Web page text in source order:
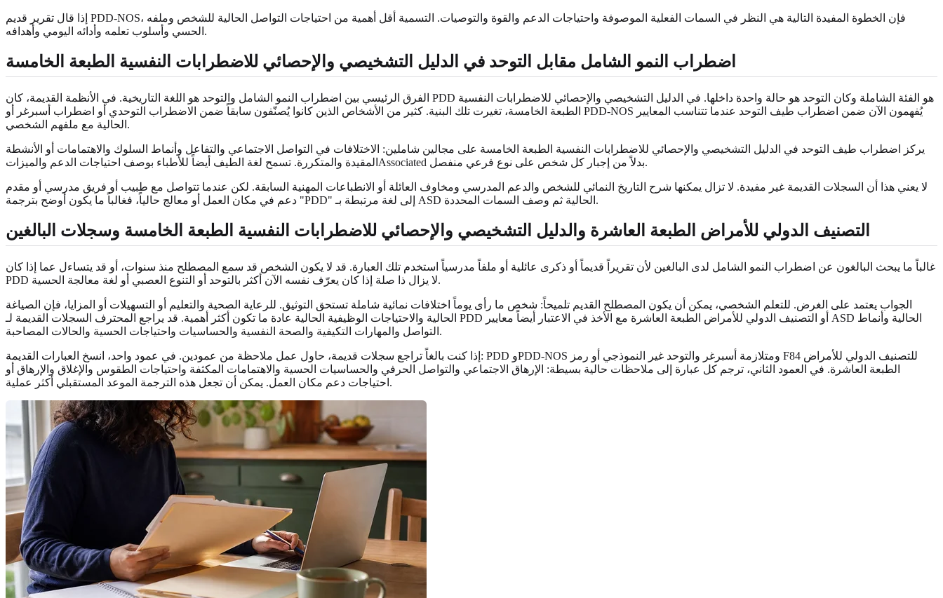
إذا قال تقرير قديم PDD-NOS، فإن الخطوة المفيدة التالية هي النظر في السمات الفعلية الموصوفة واحتياجات الدعم والقوة والتوصيات. التسمية أقل أهمية من احتياجات التواصل الحالية للشخص وملفه
الحسي وأسلوب تعلمه وأدائه اليومي وأهدافه.
اضطراب النمو الشامل مقابل التوحد في الدليل التشخيصي والإحصائي للاضطرابات النفسية الطبعة الخامسة
الفرق الرئيسي بين اضطراب النمو الشامل والتوحد هو اللغة التاريخية. في الأنظمة القديمة، كان PDD هو الفئة الشاملة وكان التوحد هو حالة واحدة داخلها. في الدليل التشخيصي والإحصائي للاضطرابات النفسية
الطبعة الخامسة، تغيرت تلك البنية. كثير من الأشخاص الذين كانوا يُصنّفون سابقاً ضمن الاضطراب التوحدي أو اضطراب أسبرغر أو PDD-NOS يُفهمون الآن ضمن اضطراب طيف التوحد عندما تتناسب المعايير
الحالية مع ملفهم الشخصي.
يركز اضطراب طيف التوحد في الدليل التشخيصي والإحصائي للاضطرابات النفسية الطبعة الخامسة على مجالين شاملين: الاختلافات في التواصل الاجتماعي والتفاعل وأنماط السلوك والاهتمامات أو الأنشطة
المقيدة والمتكررة. تسمح لغة الطيف أيضاً للأطباء بوصف احتياجات الدعم والميزاتAssociated بدلاً من إجبار كل شخص على نوع فرعي منفصل.
لا يعني هذا أن السجلات القديمة غير مفيدة. لا تزال يمكنها شرح التاريخ النمائي للشخص والدعم المدرسي ومخاوف العائلة أو الانطباعات المهنية السابقة. لكن عندما تتواصل مع طبيب أو فريق مدرسي أو مقدم
دعم في مكان العمل أو معالج حالياً، فغالباً ما يكون أوضح بترجمة "PDD" إلى لغة مرتبطة بـ ASD الحالية ثم وصف السمات المحددة.
التصنيف الدولي للأمراض الطبعة العاشرة والدليل التشخيصي والإحصائي للاضطرابات النفسية الطبعة الخامسة وسجلات البالغين
غالباً ما يبحث البالغون عن اضطراب النمو الشامل لدى البالغين لأن تقريراً قديماً أو ذكرى عائلية أو ملفاً مدرسياً استخدم تلك العبارة. قد لا يكون الشخص قد سمع المصطلح منذ سنوات، أو قد يتساءل عما إذا كان
PDD لا يزال ذا صلة إذا كان يعرّف نفسه الآن أكثر بالتوحد أو التنوع العصبي أو لغة معالجة الحسية.
الجواب يعتمد على الغرض. للتعلم الشخصي، يمكن أن يكون المصطلح القديم تلميحاً: شخص ما رأى يوماً اختلافات نمائية شاملة تستحق التوثيق. للرعاية الصحية والتعليم أو التسهيلات أو المزايا، فإن الصياغة
الحالية والاحتياجات الوظيفية الحالية عادة ما تكون أكثر أهمية. قد يراجع المحترف السجلات القديمة لـ PDD أو التصنيف الدولي للأمراض الطبعة العاشرة مع الأخذ في الاعتبار أيضاً معايير ASD الحالية وأنماط
التواصل والمهارات التكيفية والصحة النفسية والحساسيات واحتياجات الحسية والحالات المصاحبة.
إذا كنت بالغاً تراجع سجلات قديمة، حاول عمل ملاحظة من عمودين. في عمود واحد، انسخ العبارات القديمة: PDD وPDD-NOS ومتلازمة أسبرغر والتوحد غير النموذجي أو رمز F84 للتصنيف الدولي للأمراض
الطبعة العاشرة. في العمود الثاني، ترجم كل عبارة إلى ملاحظات حالية بسيطة: الإرهاق الاجتماعي والتواصل الحرفي والحساسيات الحسية والاهتمامات المكثفة واحتياجات الطقوس والإغلاق والإرهاق أو
احتياجات دعم مكان العمل. يمكن أن تجعل هذه الترجمة الموعد المستقبلي أكثر عملية.